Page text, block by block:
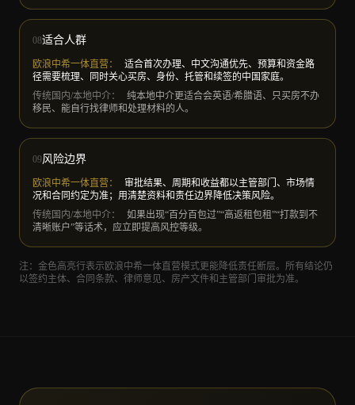
08适合人群
欧浪中希一体直营 ：
适合首次办理、中文沟通优先、预算和资金路
径需要梳理、同时关心买房、身份、托管和续签的中国家庭。
传统国内/本地中介：
纯本地中介更适合会英语/希腊语、只买房不办
移民、能自行找律师和处理材料的人。
09风险边界
欧浪中希一体直营 ：
审批结果、周期和收益都以主管部门、市场情
况和合同约定为准；用清楚资料和责任边界降低决策风险。
传统国内/本地中介：
如果出现“百分百包过”“高返租包租”“打款到不
清晰账户”等话术，应立即提高风控等级。
注：金色高亮行表示欧浪中希一体直营模式更能降低责任断层。所有结论仍
以签约主体、合同条款、律师意见、房产文件和主管部门审批为准。